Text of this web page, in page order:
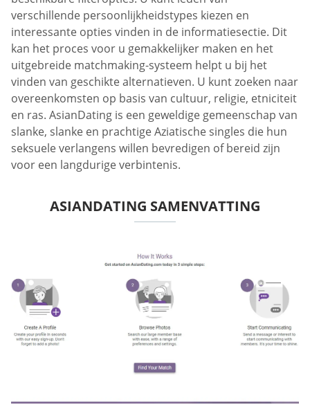
verschillende persoonlijkheidstypes kiezen en
interessante opties vinden in de informatiesectie. Dit
kan het proces voor u gemakkelijker maken en het
uitgebreide matchmaking-systeem helpt u bij het
vinden van geschikte alternatieven. U kunt zoeken naar
overeenkomsten op basis van cultuur, religie, etniciteit
en ras. AsianDating is een geweldige gemeenschap van
slanke, slanke en prachtige Aziatische singles die hun
seksuele verlangens willen bevredigen of bereid zijn
voor een langdurige verbintenis.
ASIANDATING SAMENVATTING